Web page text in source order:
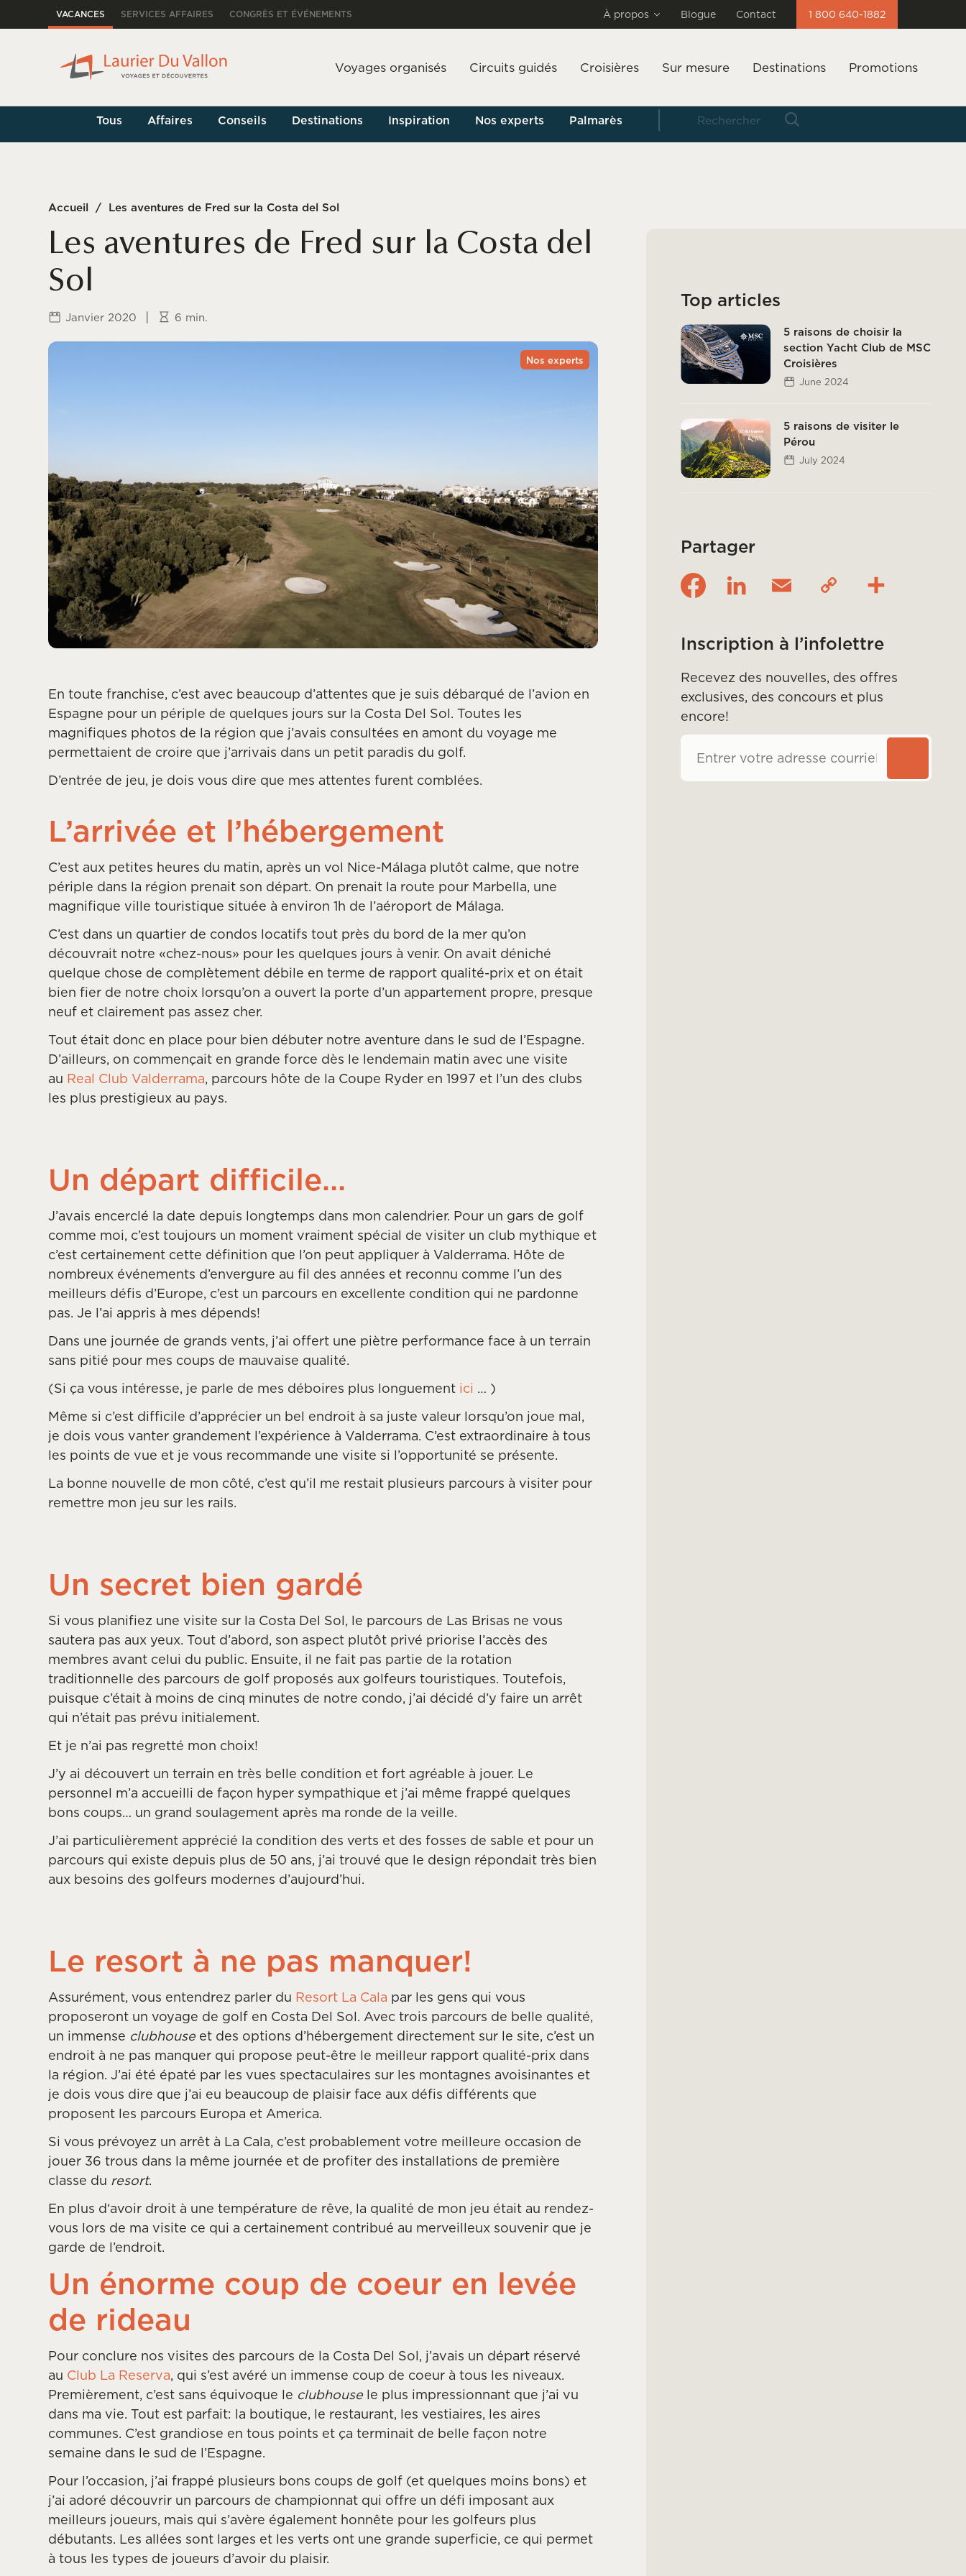
VACANCES SERVICES AFFAIRES CONGRÈS ET ÉVÉNEMENTS À propos Blogue Contact 1 800 640-1882
Voyages organisés Circuits guidés Croisières Sur mesure Destinations Promotions
Tous Affaires Conseils Destinations Inspiration Nos experts Palmarès
Accueil / Les aventures de Fred sur la Costa del Sol
Les aventures de Fred sur la Costa del
Sol
Janvier 2020 | 6 min.
Nos experts
En toute franchise, c’est avec beaucoup d’attentes que je suis débarqué de l’avion en
Espagne pour un périple de quelques jours sur la Costa Del Sol. Toutes les
magnifiques photos de la région que j’avais consultées en amont du voyage me
permettaient de croire que j’arrivais dans un petit paradis du golf.
D’entrée de jeu, je dois vous dire que mes attentes furent comblées.
L’arrivée et l’hébergement
C’est aux petites heures du matin, après un vol Nice-Málaga plutôt calme, que notre
périple dans la région prenait son départ. On prenait la route pour Marbella, une
magnifique ville touristique située à environ 1h de l’aéroport de Málaga.
C’est dans un quartier de condos locatifs tout près du bord de la mer qu’on
découvrait notre «chez-nous» pour les quelques jours à venir. On avait déniché
quelque chose de complètement débile en terme de rapport qualité-prix et on était
bien fier de notre choix lorsqu’on a ouvert la porte d’un appartement propre, presque
neuf et clairement pas assez cher.
Tout était donc en place pour bien débuter notre aventure dans le sud de l’Espagne.
D’ailleurs, on commençait en grande force dès le lendemain matin avec une visite
au Real Club Valderrama, parcours hôte de la Coupe Ryder en 1997 et l’un des clubs
les plus prestigieux au pays.
Un départ difficile…
J’avais encerclé la date depuis longtemps dans mon calendrier. Pour un gars de golf
comme moi, c’est toujours un moment vraiment spécial de visiter un club mythique et
c’est certainement cette définition que l’on peut appliquer à Valderrama. Hôte de
nombreux événements d’envergure au fil des années et reconnu comme l’un des
meilleurs défis d’Europe, c’est un parcours en excellente condition qui ne pardonne
pas. Je l’ai appris à mes dépends!
Dans une journée de grands vents, j’ai offert une piètre performance face à un terrain
sans pitié pour mes coups de mauvaise qualité.
(Si ça vous intéresse, je parle de mes déboires plus longuement ici … )
Même si c’est difficile d’apprécier un bel endroit à sa juste valeur lorsqu’on joue mal,
je dois vous vanter grandement l’expérience à Valderrama. C’est extraordinaire à tous
les points de vue et je vous recommande une visite si l’opportunité se présente.
La bonne nouvelle de mon côté, c’est qu’il me restait plusieurs parcours à visiter pour
remettre mon jeu sur les rails.
Un secret bien gardé
Si vous planifiez une visite sur la Costa Del Sol, le parcours de Las Brisas ne vous
sautera pas aux yeux. Tout d’abord, son aspect plutôt privé priorise l’accès des
membres avant celui du public. Ensuite, il ne fait pas partie de la rotation
traditionnelle des parcours de golf proposés aux golfeurs touristiques. Toutefois,
puisque c’était à moins de cinq minutes de notre condo, j’ai décidé d’y faire un arrêt
qui n’était pas prévu initialement.
Et je n’ai pas regretté mon choix!
J’y ai découvert un terrain en très belle condition et fort agréable à jouer. Le
personnel m’a accueilli de façon hyper sympathique et j’ai même frappé quelques
bons coups… un grand soulagement après ma ronde de la veille.
J’ai particulièrement apprécié la condition des verts et des fosses de sable et pour un
parcours qui existe depuis plus de 50 ans, j’ai trouvé que le design répondait très bien
aux besoins des golfeurs modernes d’aujourd’hui.
Le resort à ne pas manquer!
Assurément, vous entendrez parler du Resort La Cala par les gens qui vous
proposeront un voyage de golf en Costa Del Sol. Avec trois parcours de belle qualité,
un immense clubhouse et des options d’hébergement directement sur le site, c’est un
endroit à ne pas manquer qui propose peut-être le meilleur rapport qualité-prix dans
la région. J’ai été épaté par les vues spectaculaires sur les montagnes avoisinantes et
je dois vous dire que j’ai eu beaucoup de plaisir face aux défis différents que
proposent les parcours Europa et America.
Si vous prévoyez un arrêt à La Cala, c’est probablement votre meilleure occasion de
jouer 36 trous dans la même journée et de profiter des installations de première
classe du resort.
En plus d‘avoir droit à une température de rêve, la qualité de mon jeu était au rendez-
vous lors de ma visite ce qui a certainement contribué au merveilleux souvenir que je
garde de l’endroit.
Un énorme coup de coeur en levée
de rideau
Pour conclure nos visites des parcours de la Costa Del Sol, j’avais un départ réservé
au Club La Reserva, qui s’est avéré un immense coup de coeur à tous les niveaux.
Premièrement, c’est sans équivoque le clubhouse le plus impressionnant que j’ai vu
dans ma vie. Tout est parfait: la boutique, le restaurant, les vestiaires, les aires
communes. C’est grandiose en tous points et ça terminait de belle façon notre
semaine dans le sud de l’Espagne.
Pour l’occasion, j’ai frappé plusieurs bons coups de golf (et quelques moins bons) et
j’ai adoré découvrir un parcours de championnat qui offre un défi imposant aux
meilleurs joueurs, mais qui s’avère également honnête pour les golfeurs plus
débutants. Les allées sont larges et les verts ont une grande superficie, ce qui permet
à tous les types de joueurs d’avoir du plaisir.
Top articles
5 raisons de choisir la
section Yacht Club de MSC
Croisières
June 2024
5 raisons de visiter le
Pérou
July 2024
Partager
Inscription à l’infolettre
Recevez des nouvelles, des offres
exclusives, des concours et plus
encore!